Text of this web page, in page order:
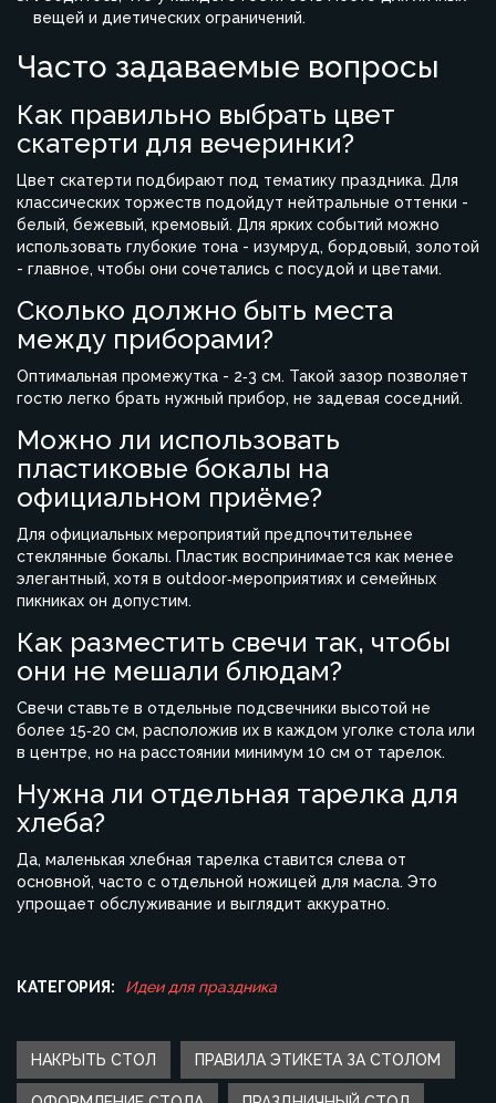
вещей и диетических ограничений.
Часто задаваемые вопросы
Как правильно выбрать цвет
скатерти для вечеринки?
Цвет скатерти подбирают под тематику праздника. Для
классических торжеств подойдут нейтральные оттенки -
белый, бежевый, кремовый. Для ярких событий можно
использовать глубокие тона - изумруд, бордовый, золотой
- главное, чтобы они сочетались с посудой и цветами.
Сколько должно быть места
между приборами?
Оптимальная промежутка - 2‑3 см. Такой зазор позволяет
гостю легко брать нужный прибор, не задевая соседний.
Можно ли использовать
пластиковые бокалы на
официальном приёме?
Для официальных мероприятий предпочтительнее
стеклянные бокалы. Пластик воспринимается как менее
элегантный, хотя в outdoor‑мероприятиях и семейных
пикниках он допустим.
Как разместить свечи так, чтобы
они не мешали блюдам?
Свечи ставьте в отдельные подсвечники высотой не
более 15‑20 см, расположив их в каждом уголке стола или
в центре, но на расстоянии минимум 10 см от тарелок.
Нужна ли отдельная тарелка для
хлеба?
Да, маленькая хлебная тарелка ставится слева от
основной, часто с отдельной ножицей для масла. Это
упрощает обслуживание и выглядит аккуратно.
КАТЕГОРИЯ: Идеи для праздника
НАКРЫТЬ СТОЛ ПРАВИЛА ЭТИКЕТА ЗА СТОЛОМ